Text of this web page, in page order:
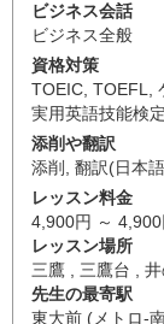
ビジネス会話
ビジネス全般
資格対策
TOEIC TOEFL
実用英語技能検
添削や翻訳
添削
翻訳(日本
レッスン料金
4,900円 ～ 4,900
レッスン場所
三鷹 , 三鷹台 ,
先生の最寄駅
東大前 (メトロ-